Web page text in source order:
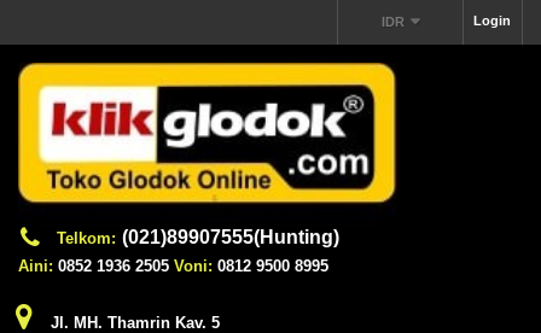
Login
IDR
Telkom: (021)89907555(Hunting)
Aini: 0852 1936 2505 Voni: 0812 9500 8995
Jl. MH. Thamrin Kav. 5